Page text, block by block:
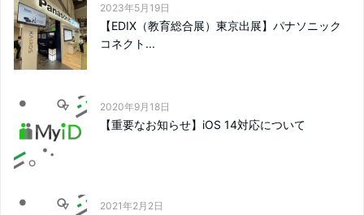
2023年5月19日
【EDIX（教育総合展）東京出展】パナソニック
コネクト...
2020年9月18日
【重要なお知らせ】iOS 14対応について
2021年2月2日